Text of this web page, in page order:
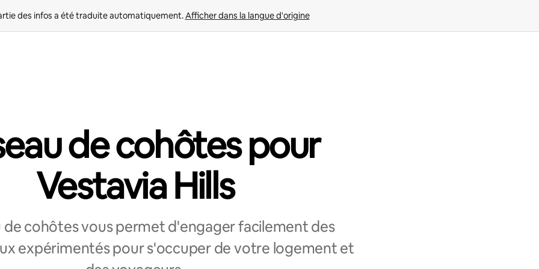
des infos a été traduite automatiquement. Afficher dans la langue d'origine
de cohôtes pour
Vestavia Hills
de cohôtes vous permet d'engager facilement des
expérimentés pour s'occuper de votre logement et